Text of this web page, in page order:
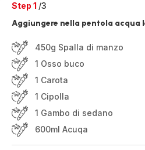
Step 1 /3
Aggiungere nella pentola acqua
450g Spalla di manzo
1 Osso buco
1 Carota
1 Cipolla
1 Gambo di sedano
600ml Acuqa